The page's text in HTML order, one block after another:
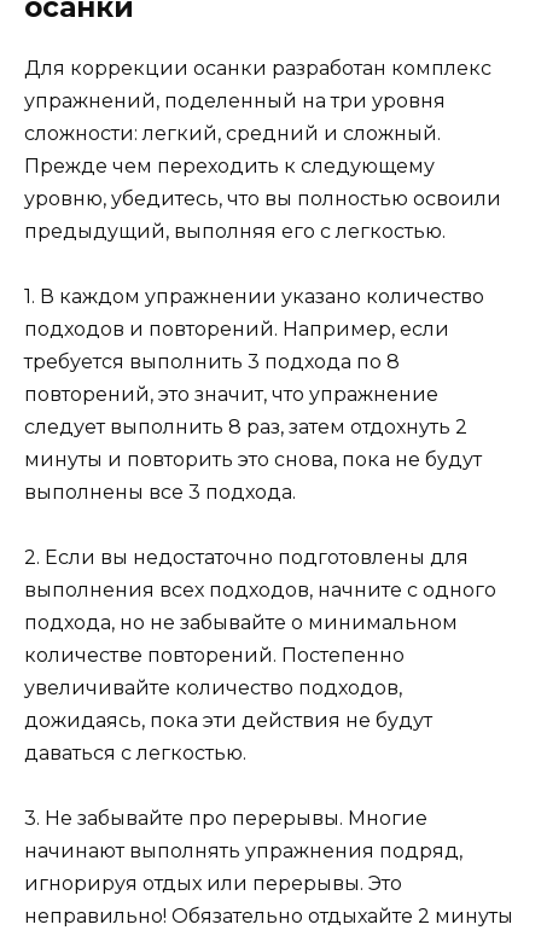
осанки
Для коррекции осанки разработан комплекс
упражнений, поделенный на три уровня
сложности: легкий, средний и сложный.
Прежде чем переходить к следующему
уровню, убедитесь, что вы полностью освоили
предыдущий, выполняя его с легкостью.
1. В каждом упражнении указано количество
подходов и повторений. Например, если
требуется выполнить 3 подхода по 8
повторений, это значит, что упражнение
следует выполнить 8 раз, затем отдохнуть 2
минуты и повторить это снова, пока не будут
выполнены все 3 подхода.
2. Если вы недостаточно подготовлены для
выполнения всех подходов, начните с одного
подхода, но не забывайте о минимальном
количестве повторений. Постепенно
увеличивайте количество подходов,
дожидаясь, пока эти действия не будут
даваться с легкостью.
3. Не забывайте про перерывы. Многие
начинают выполнять упражнения подряд,
игнорируя отдых или перерывы. Это
неправильно! Обязательно отдыхайте 2 минуты